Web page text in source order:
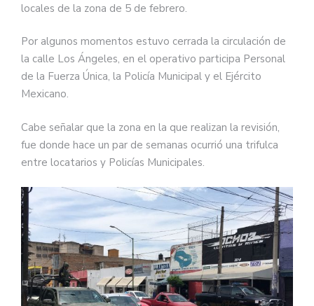
locales de la zona de 5 de febrero.
Por algunos momentos estuvo cerrada la circulación de
la calle Los Ángeles, en el operativo participa Personal
de la Fuerza Única, la Policía Municipal y el Ejército
Mexicano.
Cabe señalar que la zona en la que realizan la revisión,
fue donde hace un par de semanas ocurrió una trifulca
entre locatarios y Policías Municipales.